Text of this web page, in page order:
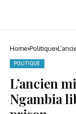
Home Politique
POLITIQUE
L’ancien
Ngambia